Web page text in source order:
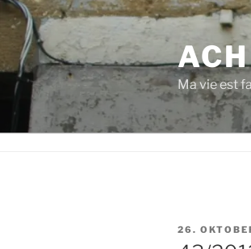
Zum
Inhalt
springen
Ma vie est
AM
26.